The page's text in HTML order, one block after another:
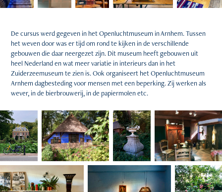
De cursus werd gegeven in het Openluchtmuseum in Arnhem. Tussen
het weven door was er tijd om rond te kijken in de verschillende
gebouwen die daar neergezet zijn. Dit museum heeft gebouwen uit
heel Nederland en wat meer variatie in interieurs dan in het
Zuiderzeemuseum te zien is. Ook organiseert het Openluchtmuseum
Arnhem dagbesteding voor mensen met een beperking. Zij werken als
wever, in de bierbrouwerij, in de papiermolen etc.